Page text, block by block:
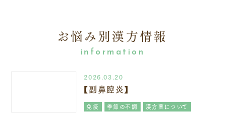
お悩み別漢方情報
2026.03.20
【副鼻腔炎】
免疫 季節の不調 漢方薬について